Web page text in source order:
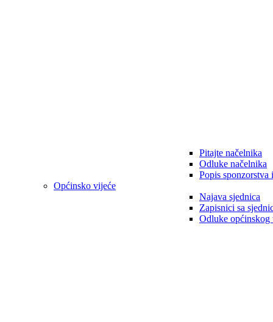
Pitajte načelnika
Odluke načelnika
Popis sponzorstva
Općinsko vijeće
Najava sjednica
Zapisnici sa
Odluke općinskog